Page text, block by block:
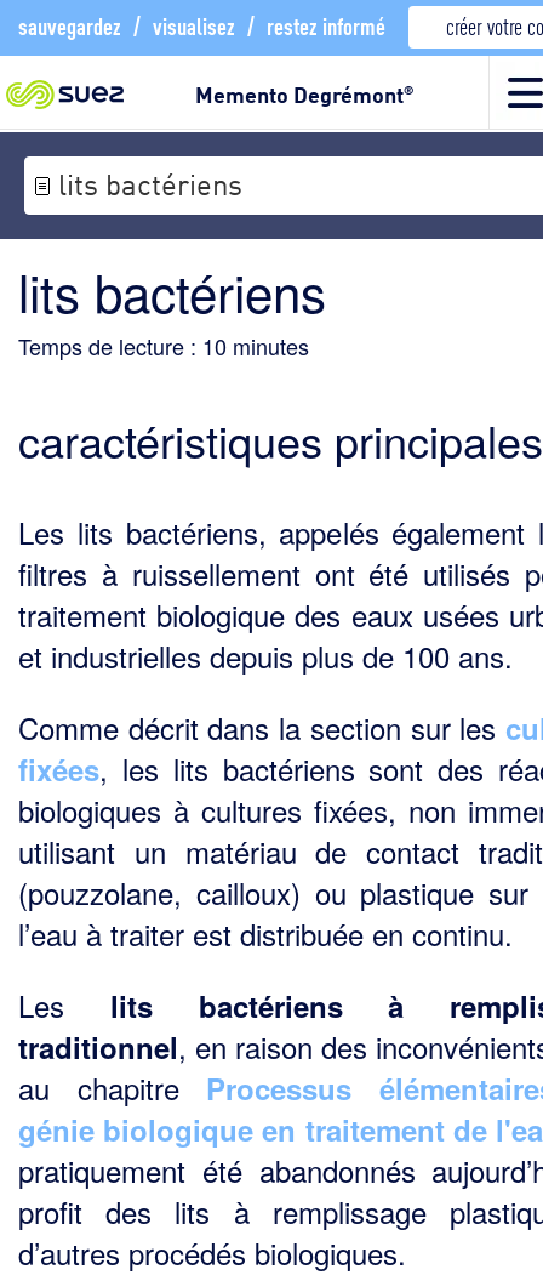
sauvegardez / visualisez / restez informé créer votre
Memento Degrémont®
lits bactériens
lits bactériens
Temps de lecture : 10 minutes
caractéristiques principales
Les lits bactériens, appelés également
filtres à ruissellement ont été utilisés
traitement bio­logique des eaux usées
et industrielles depuis plus de 100 ans.
Comme décrit dans la section sur les
fixées, les lits bactériens sont des
biologiques à cultures fixées, non
utilisant un matériau de contact
(pouzzolane, cailloux) ou plastique sur
l’eau à traiter est distribuée en continu.
Les lits bactériens à
traditionnel, en raison des
au chapitre Processus
génie biologique en traitement de
pratique­ment été abandonnés
profit des lits à remplissage
d’autres procédés biologi­ques.